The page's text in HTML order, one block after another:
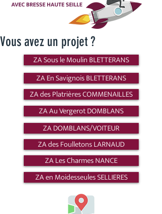
Vous avez un projet ?
ZA Sous le Moulin BLETTERANS
ZA En Savignois BLETTERANS
ZA des Platrières COMMENAILLES
ZA Au Vergerot DOMBLANS
ZA DOMBLANS/VOITEUR
ZA des Foulletons LARNAUD
ZA Les Charmes NANCE
ZA en Moidesseules SELLIERES